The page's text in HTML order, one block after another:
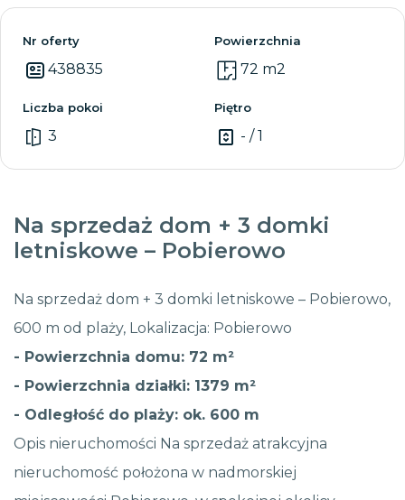
Nr oferty
438835
Powierzchnia
72 m2
Liczba pokoi
3
Piętro
- / 1
Na sprzedaż dom + 3 domki
letniskowe – Pobierowo
Na sprzedaż dom + 3 domki letniskowe – Pobierowo,
600 m od plaży, Lokalizacja: Pobierowo
- Powierzchnia domu: 72 m²
- Powierzchnia działki: 1379 m²
- Odległość do plaży: ok. 600 m
Opis nieruchomości Na sprzedaż atrakcyjna
nieruchomość położona w nadmorskiej